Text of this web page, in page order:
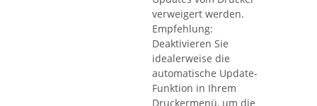
verweigert werden.
Empfehlung:
Deaktivieren Sie
idealerweise die
automatische Update-
Funktion in Ihrem
Druckermenü, um die